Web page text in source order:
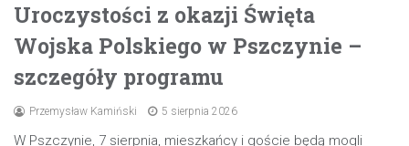
Uroczystości z okazji Święta
Wojska Polskiego w Pszczynie –
szczegóły programu
Przemysław Kamiński 5 sierpnia 2026
W Pszczynie, 7 sierpnia, mieszkańcy i goście będą mogli